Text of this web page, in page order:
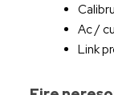
Ac /
Link